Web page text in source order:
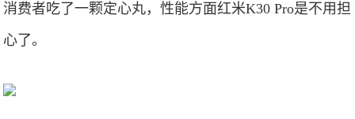
消费者吃了一颗定心丸，性能方面红米K30 Pro是不用担
心了。